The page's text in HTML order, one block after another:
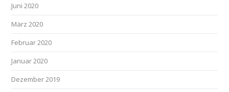
Juni 2020
März 2020
Februar 2020
Januar 2020
Dezember 2019